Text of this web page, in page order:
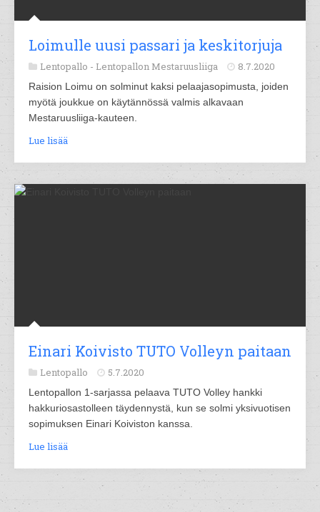
Loimulle uusi passari ja keskitorjuja
Lentopallo - Lentopallon Mestaruusliiga 8.7.2020
Raision Loimu on solminut kaksi pelaajasopimusta, joiden
myötä joukkue on käytännössä valmis alkavaan
Mestaruusliiga-kauteen.
Lue lisää
Einari Koivisto TUTO Volleyn paitaan
Lentopallo 5.7.2020
Lentopallon 1-sarjassa pelaava TUTO Volley hankki
hakkuriosastolleen täydennystä, kun se solmi yksivuotisen
sopimuksen Einari Koiviston kanssa.
Lue lisää